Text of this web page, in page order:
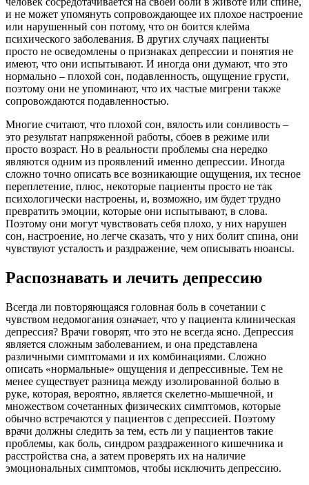
и не может упомянуть сопровождающее их плохое настроение
или нарушенный сон потому, что он боится клейма
психического заболевания. В других случаях пациенты
просто не осведомлены о признаках депрессии и понятия не
имеют, что они испытывают. И иногда они думают, что это
нормально – плохой сон, подавленность, ощущение грусти,
поэтому они не упоминают, что их частые мигрени также
сопровождаются подавленностью.
Многие считают, что плохой сон, вялость или сонливость –
это результат напряженной работы, сбоев в режиме или
просто возраст. Но в реальности проблемы сна нередко
являются одним из проявлений именно депрессии. Иногда
сложно точно описать все возникающие ощущения, их тесное
переплетение, плюс, некоторые пациенты просто не так
психологически настроены, и, возможно, им будет трудно
превратить эмоции, которые они испытывают, в слова.
Поэтому они могут чувствовать себя плохо, у них нарушен
сон, настроение, но легче сказать, что у них болит спина, они
чувствуют усталость и раздражение, чем описывать нюансы.
Распознавать и лечить депрессию
Всегда ли повторяющаяся головная боль в сочетании с
чувством недомогания означает, что у пациента клиническая
депрессия? Врачи говорят, что это не всегда ясно. Депрессия
является сложным заболеванием, и она представлена
различными симптомами и их комбинациями. Сложно
описать «нормальные» ощущения и депрессивные. Тем не
менее существует разница между изолированной болью в
руке, которая, вероятно, является скелетно-мышечной, и
множеством сочетанных физических симптомов, которые
обычно встречаются у пациентов с депрессией. Поэтому
врачи должны следить за тем, есть ли у пациентов такие
проблемы, как боль, синдром раздраженного кишечника и
расстройства сна, а затем проверять их на наличие
эмоциональных симптомов, чтобы исключить депрессию.